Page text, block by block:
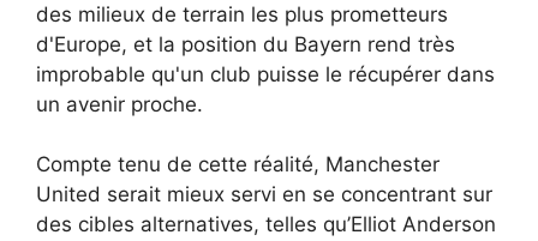
des milieux de terrain les plus prometteurs
d'Europe, et la position du Bayern rend très
improbable qu'un club puisse le récupérer dans
un avenir proche.
Compte tenu de cette réalité, Manchester
United serait mieux servi en se concentrant sur
des cibles alternatives, telles qu’Elliot Anderson